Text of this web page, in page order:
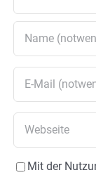
Mit der